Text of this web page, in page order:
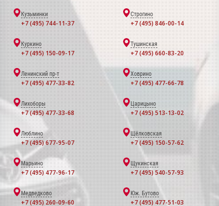
Кузьминки
+7 (495) 744-11-37
Строгино
+7 (495) 846-00-14
Куркино
+7 (495) 150-09-17
Тушинская
+7 (495) 660-83-20
Ленинский пр-т
+7 (495) 477-33-82
Ховрино
+7 (495) 477-66-78
Лихоборы
+7 (495) 477-33-68
Царицыно
+7 (495) 513-13-02
Люблино
+7 (495) 677-95-07
Щёлковская
+7 (495) 150-57-62
Марьино
+7 (495) 477-96-17
Щукинская
+7 (495) 540-57-93
Медведково
+7 (495) 260-09-60
Юж. Бутово
+7 (495) 477-51-03